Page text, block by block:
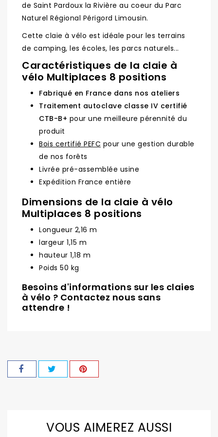
de Saint Pardoux la Rivière au coeur du Parc
Naturel Régional Périgord Limousin.
Cette claie à vélo est idéale pour les terrains
de camping, les écoles, les parcs naturels...
Caractéristiques de la claie à
vélo Multiplaces 8 positions
Fabriqué en France dans nos ateliers
Traitement autoclave classe IV certifié
CTB-B+ pour une meilleure pérennité du
produit
Bois certifié PEFC pour une gestion durable
de nos forêts
Livrée pré-assemblée usine
Expédition France entière
Dimensions de la claie à vélo
Multiplaces 8 positions
Longueur 2,16 m
largeur 1,15 m
hauteur 1,18 m
Poids 50 kg
Besoins d'informations sur les claies
à vélo ? Contactez nous sans
attendre !
VOUS AIMEREZ AUSSI